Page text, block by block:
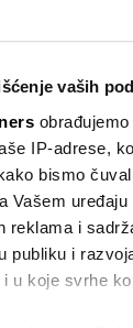
vaših
IP-adrese,
bismo
Vašem
reklama i
publiku i
u koje svrhe
od
Trump
20 odsto na
što su
zaliva